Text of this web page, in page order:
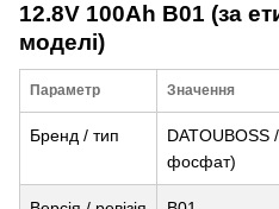
12.8V 100Ah B01 (за
моделі)
Параметр Значення
Бренд / тип
DATOUBOSS /
фосфат)